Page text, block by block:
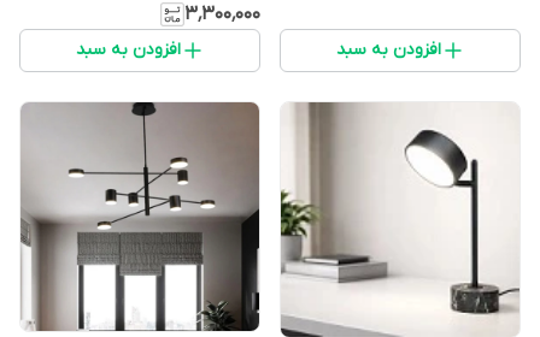
افزودن به سبد
۳٬۳۰۰٬۰۰۰
افزودن به سبد